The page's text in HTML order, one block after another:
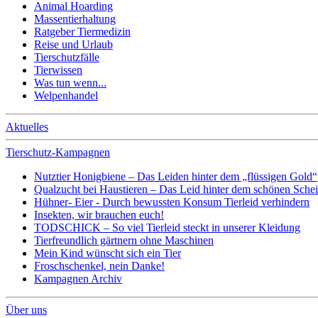
Animal Hoarding
Massentierhaltung
Ratgeber Tiermedizin
Reise und Urlaub
Tierschutzfälle
Tierwissen
Was tun wenn...
Welpenhandel
Aktuelles
Tierschutz-Kampagnen
Nutztier Honigbiene – Das Leiden hinter dem „flüssigen Gold“
Qualzucht bei Haustieren – Das Leid hinter dem schönen
Hühner- Eier - Durch bewussten Konsum Tierleid verhindern
Insekten, wir brauchen euch!
TODSCHICK – So viel Tierleid steckt in unserer Kleidung
Tierfreundlich gärtnern ohne Maschinen
Mein Kind wünscht sich ein Tier
Froschschenkel, nein Danke!
Kampagnen Archiv
Über uns